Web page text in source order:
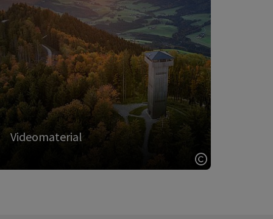
öffnen Copyright
Videomaterial
wie die Faszination des Winters, der
ebenfalls zahlreiche Abenteuer für Sie
bereithält.
Besuchen Sie unseren YouTube-Kanal und
lassen Sie sich von weiteren Inspirationen
begeistern.
zu den Videos